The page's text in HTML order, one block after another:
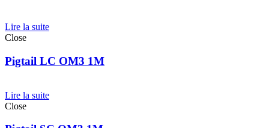
Lire la suite
Close
Pigtail LC OM3 1M
Lire la suite
Close